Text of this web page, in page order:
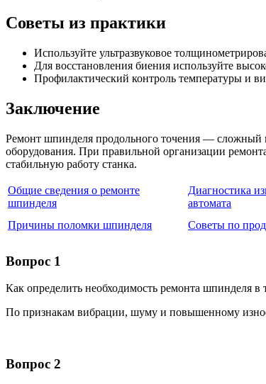
Советы из практики
Используйте ультразвуковое
Для восстановления биения используйте
Профилактический контроль температуры и
Заключение
Ремонт шпинделя продольного точения — сложный
оборудования. При правильной организации
стабильную работу станка.
Общие сведения о ремонте
шпинделя
Диагностика
автомата
Причины поломки шпинделя Советы по
Вопрос 1
Как определить необходимость ремонта шпинделя в
По признакам вибрации, шуму и повышенному
Вопрос 2